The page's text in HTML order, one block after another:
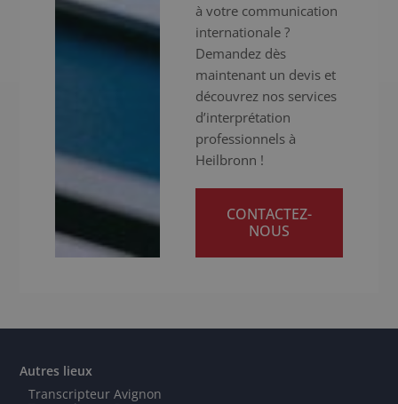
à votre communication
internationale ?
Demandez dès
maintenant un devis et
découvrez nos services
d’interprétation
professionnels à
Heilbronn !
CONTACTEZ-
NOUS
Autres lieux
Transcripteur Avignon